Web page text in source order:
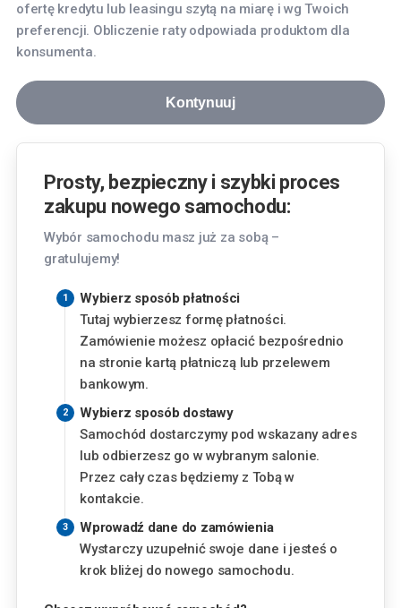
ofertę kredytu lub leasingu szytą na miarę i wg Twoich
preferencji. Obliczenie raty odpowiada produktom dla
konsumenta.
Kontynuuj
Prosty, bezpieczny i szybki proces
zakupu nowego samochodu:
Wybór samochodu masz już za sobą –
gratulujemy!
Wybierz sposób płatności
Tutaj wybierzesz formę płatności.
Zamówienie możesz opłacić bezpośrednio
na stronie kartą płatniczą lub przelewem
bankowym.
Wybierz sposób dostawy
Samochód dostarczymy pod wskazany adres
lub odbierzesz go w wybranym salonie.
Przez cały czas będziemy z Tobą w
kontakcie.
Wprowadź dane do zamówienia
Wystarczy uzupełnić swoje dane i jesteś o
krok bliżej do nowego samochodu.
Finansowanie
375zł
Wysokość wkładu własnego
aleja Grunwaldzka 256, 80-236 Gdańsk
Gdynia
Kraków
Pasternik 69, 31-354 Kraków
Lublin
Chemiczna 5, 20-329 Lublin
Piaseczno
Okulickiego 3, 05-500 Piaseczno
Poznań
Szwajcarska 14, 61-285 Poznań
Radom
Aleja Józefa Grzecznarowskiego 28, 26-610
Radom
Rzeszów
Wyzwolenia 2, 35-501 Rzeszów
Warszawa - Aleje Jerozolimskie